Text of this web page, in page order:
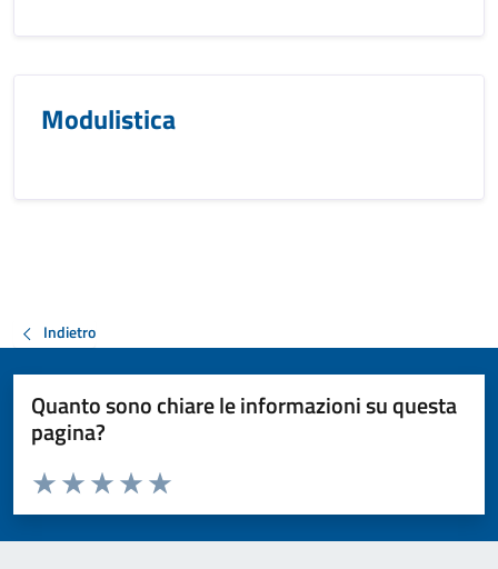
Modulistica
Indietro
Quanto sono chiare le informazioni su questa
pagina?
Valuta da 1 a 5 stelle la pagina
Valuta 5 stelle su 5
Valuta 4 stelle su 5
Valuta 3 stelle su 5
Valuta 2 stelle su 5
Valuta 1 stelle su 5